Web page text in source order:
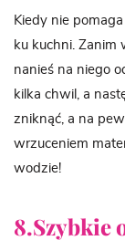
Kiedy nie
ku kuchni. Zanim
nanieś na niego
kilka chwil, a
zniknąć, a na
wrzuceniem
wodzie!
8.Szybkie